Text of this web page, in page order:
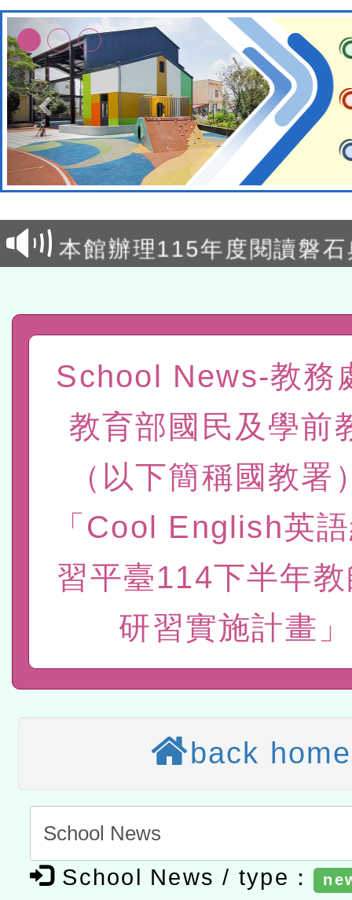
本校115學年度第2次代理
結果公告(無人報名，續辦
適應運動共學行動站研習
本館辦理115年度閱讀磐
讀推動專業研習
科技賦能─人工智慧(AI)工
程
A3數位素養講師名單
t」
有關大陸委員會函釋公務
赴陸應申請許可一案
轉知經濟部水利署委託財
研究院辦理「115年表揚
位及節水達人選拔活動」
115年8月22日(星期六)辦
市孔廟祈福系列活動—儒
2026年桃園地景藝術節教
本校115學年度第2次代理
結果公告(無人報名，續辦
適應運動共學行動站研習
本館辦理115年度閱讀磐
讀推動專業研習
科技賦能─人工智慧(AI)工
「數位內容與教學軟體線
t」
有關大陸委員會函釋公務
赴陸應申請許可一案
轉知經濟部水利署委託財
研究院辦理「115年表揚
115年8月22日(星期六)辦
School News-教務
教育部國民及學前
（以下簡稱國教署
「Cool English英
習平臺114下半年
研習實施計畫
back home
School News / type：